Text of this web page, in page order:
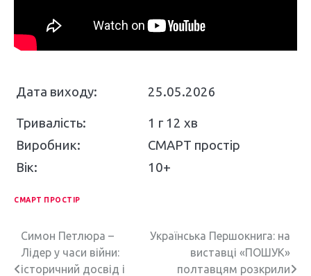
Дата виходу: 25.05.2026
Тривалість:
1 г 12 хв
Виробник:
СМАРТ простір
Вік:
10+
СМАРТ ПРОСТІР
Н
а
Симон Петлюра –
Лідер у часи війни:
історичний досвід і
Українська Першокнига: на
виставці «ПОШУК»
полтавцям розкрили